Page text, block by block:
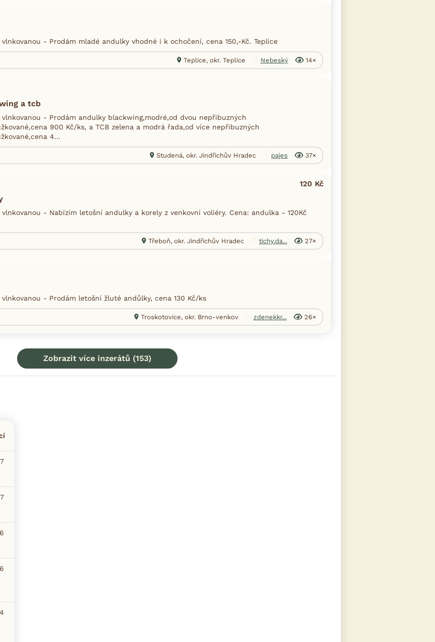
- Prodám mladé andulky vhodné i k ochočení, cena 150,-Kč. Teplice
Teplice, okr. Teplice Nebeský 14×
a tcb
vlnkovanou - Prodám andulky blackwing,modré,od dvou nepřibuzných
900 Kč/ks, a TCB zelena a modrá řada,od více nepřibuzných
4...
Studená, okr. Jindřichův Hradec pajes 37×
120 Kč
- Nabízím letošní andulky a korely z venkovní voliéry. Cena: andulka - 120Kč
Třeboň, okr. Jindřichův Hradec tichy.da... 27×
- Prodám letošní žluté andůlky, cena 130 Kč/ks
Troskotovice, okr. Brno-venkov zdenekkr... 26×
Zobrazit více inzerátů (153)